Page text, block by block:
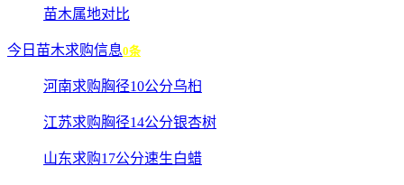
苗木属地对比
今日苗木求购信息0条
河南求购胸径10公分乌桕
江苏求购胸径14公分银杏树
山东求购17公分速生白蜡